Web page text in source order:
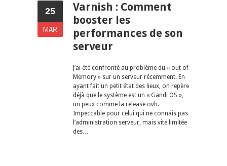
25
MAR
Varnish : Comment
booster les
performances de son
serveur
J’ai été confronté au problème du « out of
Memory » sur un serveur récemment. En
ayant fait un petit état des lieux, on repère
déjà que le système est un « Gandi OS »,
un peux comme la release ovh.
Impeccable pour celui qui ne connais pas
l’administration serveur, mais vite limitée
des…